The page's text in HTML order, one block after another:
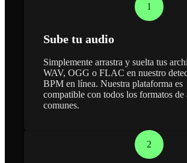
1
Sube tu audio
Simplemente arrastra y suelta tus
WAV, OGG o FLAC en nuestro
BPM en línea. Nuestra plataforma es
compatible con todos los formatos de
comunes.
2